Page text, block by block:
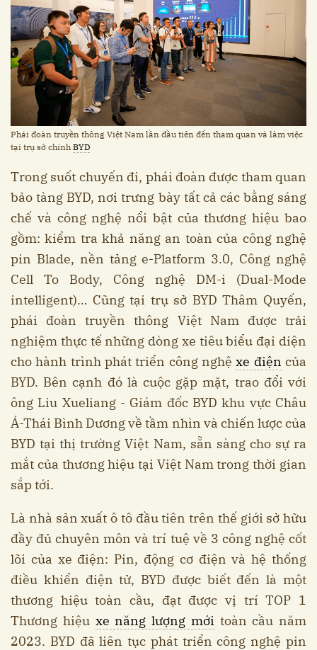
Phái đoàn truyền thông Việt Nam lần đầu tiên đến tham quan và làm việc
tại trụ sở chính BYD
Trong suốt chuyến đi, phái đoàn được tham quan
bảo tàng BYD, nơi trưng bày tất cả các bằng sáng
chế và công nghệ nổi bật của thương hiệu bao
gồm: kiểm tra khả năng an toàn của công nghệ
pin Blade, nền tảng e-Platform 3.0, Công nghệ
Cell To Body, Công nghệ DM-i (Dual-Mode
intelligent)… Cũng tại trụ sở BYD Thâm Quyến,
phái đoàn truyền thông Việt Nam được trải
nghiệm thực tế những dòng xe tiêu biểu đại diện
cho hành trình phát triển công nghệxe điện của
BYD. Bên cạnh đó là cuộc gặp mặt, trao đổi với
ông Liu Xueliang - Giám đốc BYD khu vực Châu
Á-Thái Bình Dương về tầm nhìn và chiến lược của
BYD tại thị trường Việt Nam, sẵn sàng cho sự ra
mắt của thương hiệu tại Việt Nam trong thời gian
sắp tới.
Là nhà sản xuất ô tô đầu tiên trên thế giới sở hữu
đầy đủ chuyên môn và trí tuệ về 3 công nghệ cốt
lõi của xe điện: Pin, động cơ điện và hệ thống
điều khiển điện tử, BYD được biết đến là một
thương hiệu toàn cầu, đạt được vị trí TOP 1
Thương hiệu xe năng lượng mới toàn cầu năm
2023. BYD đã liên tục phát triển công nghệ pin